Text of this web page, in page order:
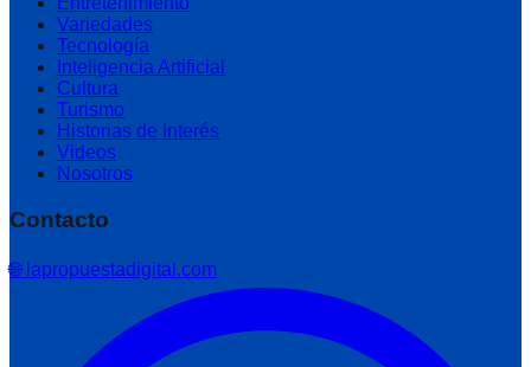
Variedades
Tecnología
Inteligencia Artificial
Cultura
Turismo
Historias de Interés
Videos
Nosotros
Contacto
🌐 lapropuestadigital.com